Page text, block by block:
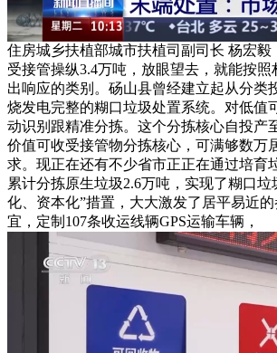
住房城乡扶植部城市扶植司副司长 杨宏毅
受接管操纵3.4万吨，放眼望去，就能按照
出响应的类别。砀山县曾经建立起从分类
烧发电完整的糊口垃圾处置系统。对低值
动识别跟精准分拣。这个分拣核心自投产
价值可收受接管物分拣核心，可满够数万
求。现正在还有不少省市正正在通过培育
累计分拣原生垃圾2.6万吨，实现了糊口垃
化、资本化”措置，大大激发了居平易近
宜，定制107条收运线辆GPS运输车辆，